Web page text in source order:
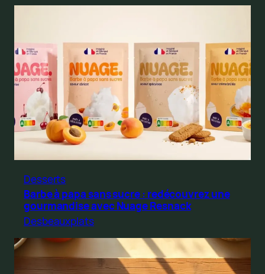
Desserts
Barbe à papa sans sucre : redécouvrez une
gourmandise avec Nuage Resnack
Desbeauxplats